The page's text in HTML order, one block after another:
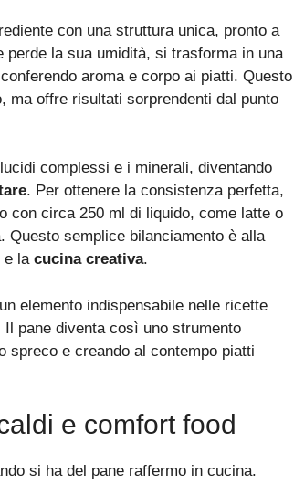
con una struttura unica, pronto a
perde la sua umidità, si trasforma in una
aroma e corpo ai piatti. Questo
ma offre risultati sorprendenti dal punto
complessi e i minerali, diventando
. Per ottenere la consistenza perfetta,
con circa 250 ml di liquido, come latte o
Questo semplice bilanciamento è alla
e la cucina creativa.
elemento indispensabile nelle ricette
pane diventa così uno strumento
spreco e creando al contempo piatti
e comfort food
si ha del pane raffermo in cucina.